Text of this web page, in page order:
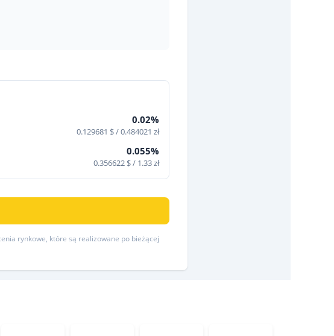
0.02%
0.129681 $ / 0.484021 zł
0.055%
0.356622 $ / 1.33 zł
rynkowe, które są realizowane po bieżącej